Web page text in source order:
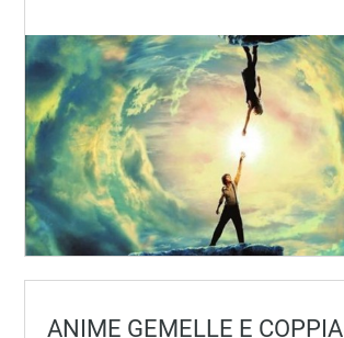
ANIME GEMELLE E COPPIA